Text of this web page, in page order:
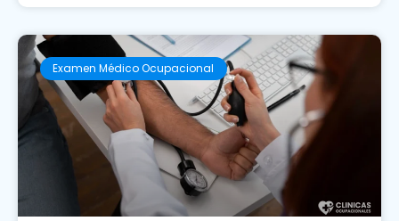
Examen Médico Ocupacional